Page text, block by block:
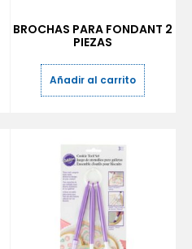
BROCHAS PARA FONDANT 2
PIEZAS
Añadir al carrito